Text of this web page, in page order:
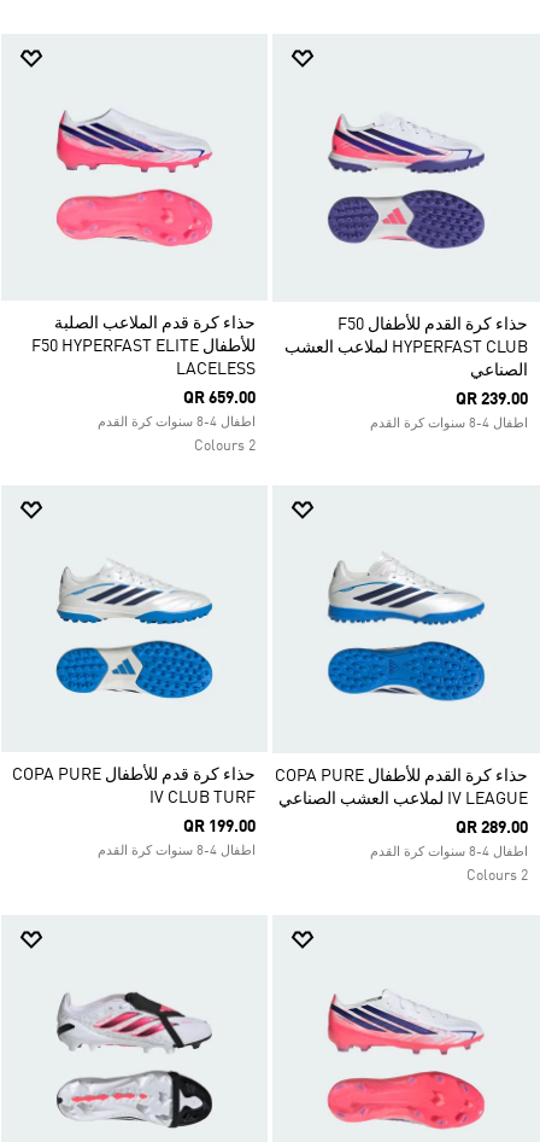
حذاء كرة القدم للأطفال F50
HYPERFAST CLUB لملاعب العشب
الصناعي
QR 239.00
اطفال 4-8 سنوات كرة القدم
حذاء كرة قدم الملاعب الصلبة
للأطفال F50 HYPERFAST ELITE
LACELESS
QR 659.00
اطفال 4-8 سنوات كرة القدم
2 Colours
حذاء كرة القدم للأطفال COPA PURE
IV LEAGUE لملاعب العشب الصناعي
QR 289.00
اطفال 4-8 سنوات كرة القدم
2 Colours
حذاء كرة قدم للأطفال COPA PURE
IV CLUB TURF
QR 199.00
اطفال 4-8 سنوات كرة القدم